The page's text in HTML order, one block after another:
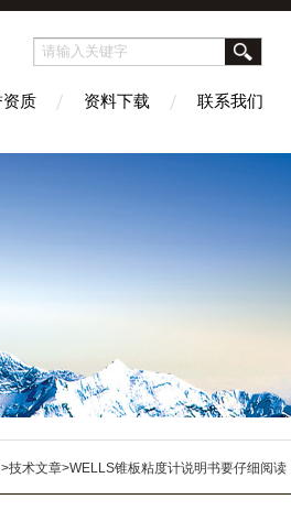
质 资料下载 联系我们
>技术文章>WELLS锥板粘度计说明书要仔细阅读